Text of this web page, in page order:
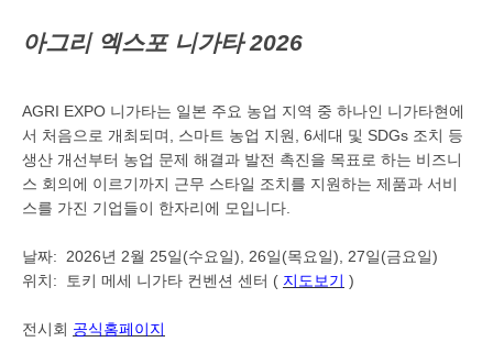
아그리 엑스포 니가타 2026
AGRI EXPO 니가타는 일본 주요 농업 지역 중 하나인 니가타현에
서 처음으로 개최되며, 스마트 농업 지원, 6세대 및 SDGs 조치 등
생산 개선부터 농업 문제 해결과 발전 촉진을 목표로 하는 비즈니
스 회의에 이르기까지 근무 스타일 조치를 지원하는 제품과 서비
스를 가진 기업들이 한자리에 모입니다.
날짜: 2026년 2월 25일(수요일), 26일(목요일), 27일(금요일)
위치: 토키 메세 니가타 컨벤션 센터 ( 지도보기 )
전시회 공식홈페이지